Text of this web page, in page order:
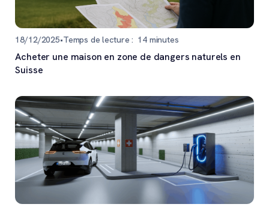
18/12/2025•Temps de lecture : 14minutes
Acheter une maison en zone de dangers naturels en
Suisse